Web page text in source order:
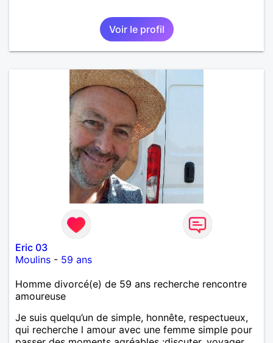
Voir le profil
Eric 03
Moulins - 59 ans
Homme divorcé(e) de 59 ans recherche rencontre
amoureuse
Je suis quelqu’un de simple, honnête, respectueux,
qui recherche l amour avec une femme simple pour